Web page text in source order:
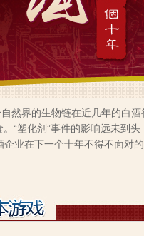
然界的生物链在近几年的白
“塑化剂”事件的影响远未到
业在下一个十年不得不面对